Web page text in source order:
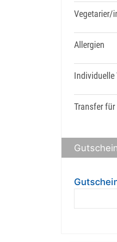
Vegetarier/
Allergien
Individuelle
Transfer